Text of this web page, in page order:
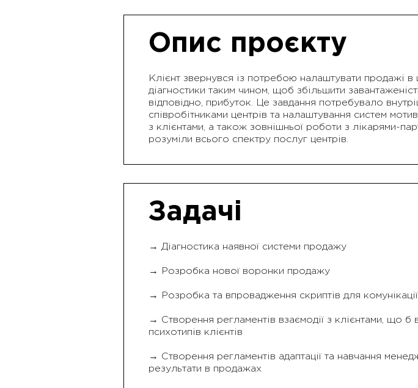
Опис проєкту
Клієнт звернувся із потребою налаштувати продажі
діагностики таким чином, щоб збільшити
відповідно, прибуток. Це завдання потребувало
співробітниками центрів та налаштування систем
з клієнтами, а також зовнішньої роботи з лікарями-
розуміли всього спектру послуг центрів.
Задачі
→ Діагностика наявної системи продажу
→ Розробка нової воронки продажу
→ Розробка та впровадження скриптів для
→ Створення регламентів взаємодії з клієнтами, що б
психотипів клієнтів
→ Створення регламентів адаптації та навчання
результати в продажах